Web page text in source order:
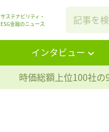
サステナビリティ・
ESG金融のニュース
インタビュー
時価総額上位100社の